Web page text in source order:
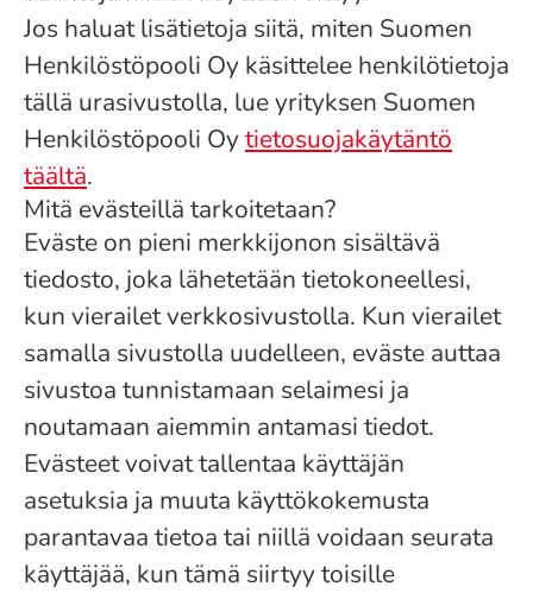
Jos haluat lisätietoja siitä, miten Suomen
Henkilöstöpooli Oy käsittelee henkilötietoja
tällä urasivustolla, lue yrityksen Suomen
Henkilöstöpooli Oytietosuojakäytäntö
täältä.
Mitä evästeillä tarkoitetaan?
Eväste on pieni merkkijonon sisältävä
tiedosto, joka lähetetään tietokoneellesi,
kun vierailet verkkosivustolla. Kun vierailet
samalla sivustolla uudelleen, eväste auttaa
sivustoa tunnistamaan selaimesi ja
noutamaan aiemmin antamasi tiedot.
Evästeet voivat tallentaa käyttäjän
asetuksia ja muuta käyttökokemusta
parantavaa tietoa tai niillä voidaan seurata
käyttäjää, kun tämä siirtyy toisille